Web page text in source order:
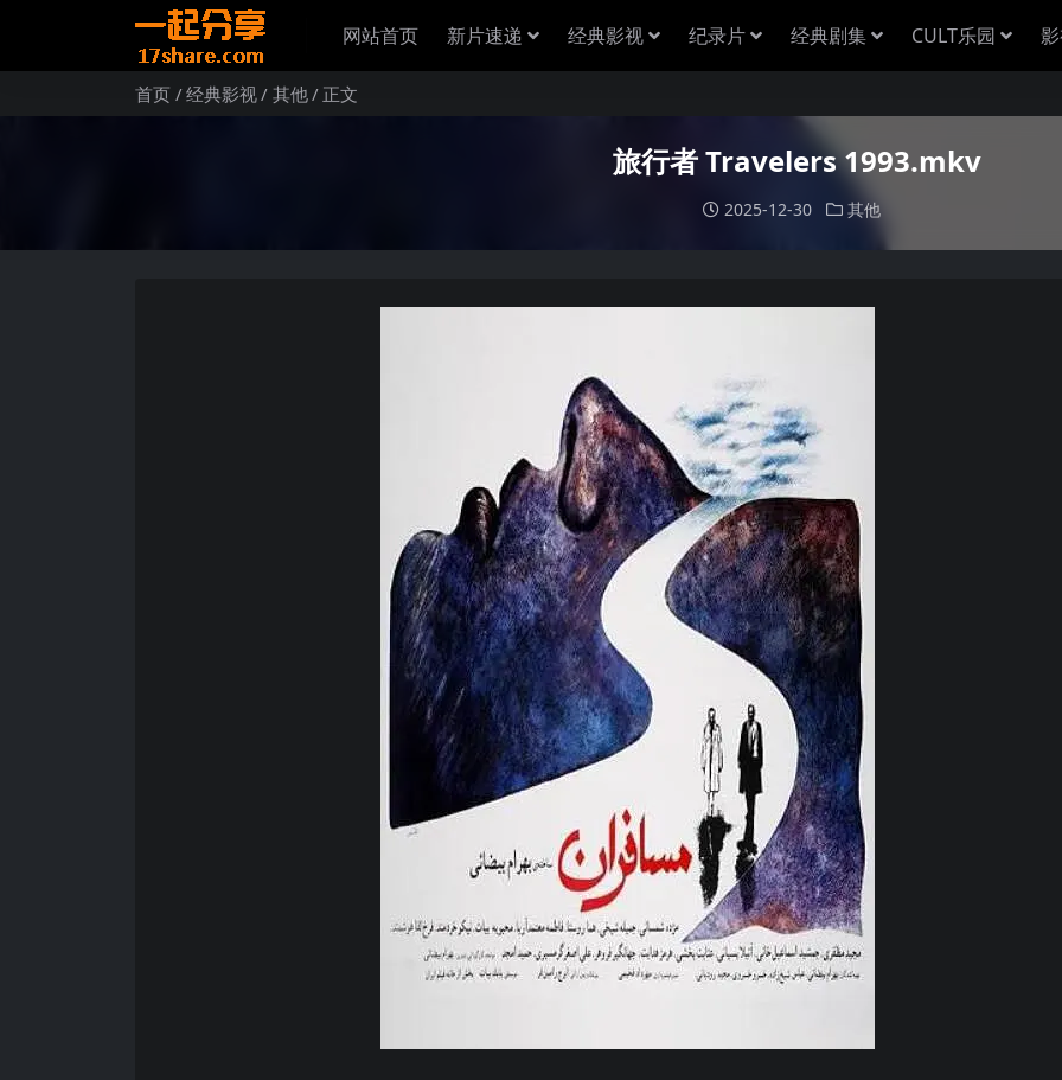
网站首页 新片速递 经典影视 纪录片 经典剧集 CULT乐园
首页 经典影视 其他 正文
旅行者 Travelers 1993.mkv
2025-12-30 其他